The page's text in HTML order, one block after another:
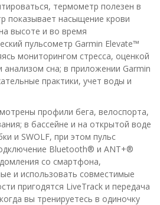
термометр полезен в
показывает насыщение крови
высоте и во время
пульсометр Garmin Elevate™
мониторингом стресса, оценкой
сна; в приложении Garmin
практики, учет воды и
профили бега, велоспорта,
в бассейне и на открытой воде
и SWOLF, при этом пульс
Bluetooth® и ANT+®
со смартфона,
и использовать совместимые
пригодятся LiveTrack и передача
вы тренируетесь в одиночку